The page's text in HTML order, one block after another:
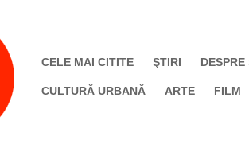
CELE MAI CITITE ŞTIRI DESPRE
CULTURĂ URBANĂ ARTE FILM